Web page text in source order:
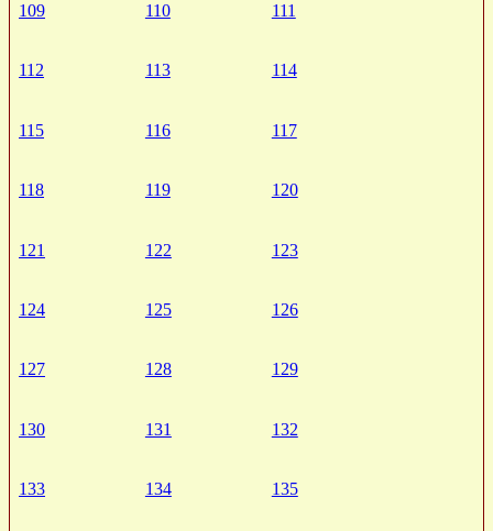
109 110 111
112 113 114
115 116 117
118 119 120
121 122 123
124 125 126
127 128 129
130 131 132
133 134 135